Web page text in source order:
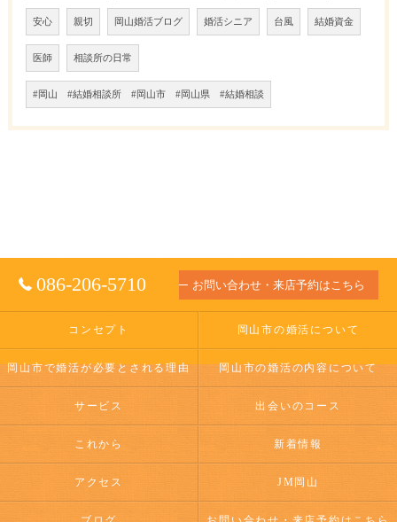
安心 親切 岡山婚活ブログ 婚活シニア 台風 結婚資金
医師 相談所の日常
#岡山 #結婚相談所 #岡山市 #岡山県 #結婚相談
086-206-5710 お問い合わせ・来店予約はこちら
コンセプト 岡山市の婚活について
岡山市で婚活が必要とされる理由 岡山市の婚活の内容について
サービス 出会いのコース
これから 新着情報
アクセス JM岡山